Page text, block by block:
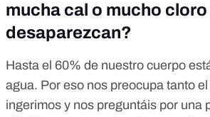
mucha cal o mucho
desaparezcan?
Hasta el 60% de nuestro cuerpo
agua. Por eso nos preocupa tanto
ingerimos y nos preguntáis por una